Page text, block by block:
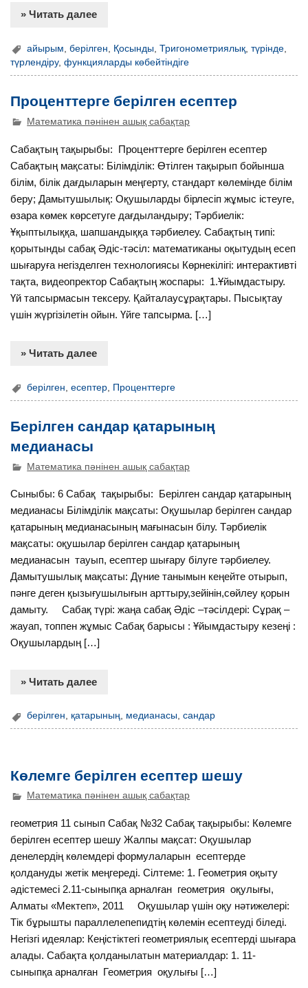
» Читать далее
айырым ,берілген Қосынды ,Тригонометриялық ,түрінде
түрлендіру,функцияларды көбейтіндіге
Проценттерге берілген есептер
Математика пәнінен ашық сабақтар
Сабақтың тақырыбы: Проценттерге берілген есептер
Сабақтың мақсаты: Білімділік: Өтілген тақырып бойынша
білім, білік дағдыларын меңгерту, стандарт көлемінде білім
беру; Дамытушылық: Оқушыларды бірлесіп жұмыс істеуге,
өзара көмек көрсетуге дағдыландыру; Тәрбиелік:
Ұқыптылыққа, шапшандыққа тәрбиелеу. Сабақтың типі:
қорытынды сабақ Әдіс-тәсіл: математиканы оқытудың есеп
шығаруға негізделген технологиясы Көрнекілігі: интерактивті
тақта, видеопректор Сабақтың жоспары: 1.Ұйымдастыру.
Үй тапсырмасын тексеру. Қайталаусұрақтары. Пысықтау
үшін жүргізілетін ойын. Үйге тапсырма. […]
» Читать далее
берілген ,есептер Проценттерге
Берілген сандар қатарының
медианасы
Математика пәнінен ашық сабақтар
Сыныбы: 6 Сабақ тақырыбы: Берілген сандар қатарының
медианасы Білімділік мақсаты: Оқушылар берілген сандар
қатарының медианасының мағынасын білу. Тәрбиелік
мақсаты: оқушылар берілген сандар қатарының
медианасын тауып, есептер шығару білуге тәрбиелеу.
Дамытушылық мақсаты: Дүние танымын кеңейте отырып,
пәнге деген қызығушылығын арттыру,зейінін,сөйлеу қорын
дамыту. Сабақ түрі: жаңа сабақ Әдіс –тәсілдері: Сұрақ –
жауап, топпен жұмыс Сабақ барысы : Ұйымдастыру кезеңі :
Оқушылардың […]
» Читать далее
берілген, қатарының, медианасы,сандар
Көлемге берілген есептер шешу
Математика пәнінен ашық сабақтар
геометрия 11 сынып Сабақ №32 Сабақ тақырыбы: Көлемге
берілген есептер шешу Жалпы мақсат: Оқушылар
денелердің көлемдері формулаларын есептерде
қолдануды жетік меңгереді. Сілтеме: 1. Геометрия оқыту
әдістемесі 2.11-сыныпқа арналған геометрия оқулығы,
Алматы «Мектеп», 2011 Оқушылар үшін оқу нәтижелері:
Тік бұрышты параллелепепидтің көлемін есептеуді біледі.
Негізгі идеялар: Кеңістіктегі геометриялық есептерді шығара
алады. Сабақта қолданылатын материалдар: 1. 11-
сыныпқа арналған Геометрия оқулығы […]